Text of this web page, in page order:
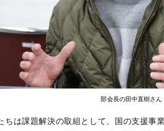
部会長の田中直樹さん
ちは課題解決の取組として、国の支援事